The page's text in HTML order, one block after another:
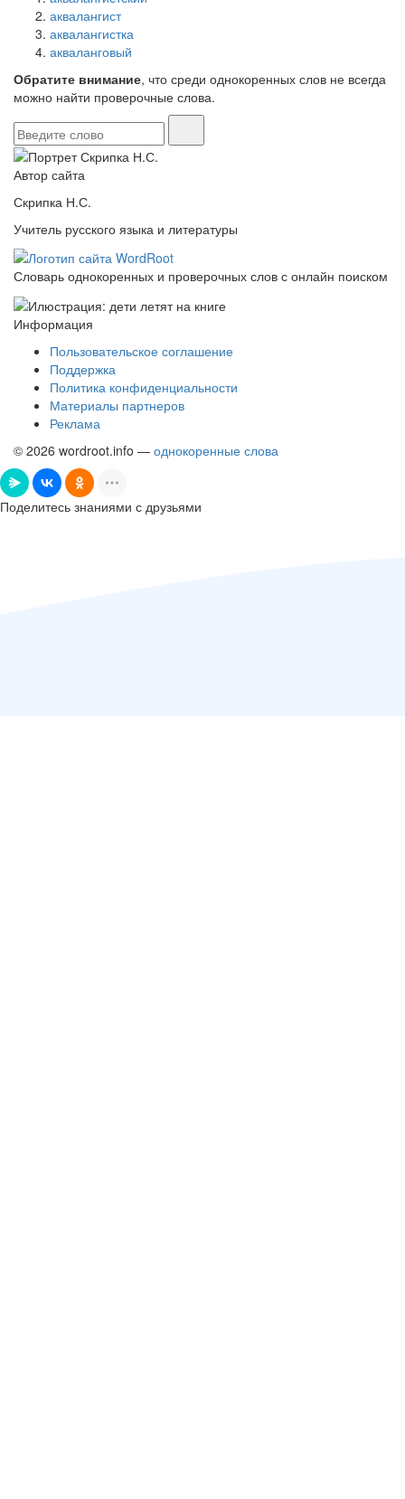
аквалангист
аквалангистка
акваланговый
Обратите внимание, что среди однокоренных слов не всегда
можно найти проверочные слова.
Автор сайта
Скрипка Н.С.
Учитель русского языка и литературы
Словарь однокоренных и проверочных слов с онлайн поиском
Информация
Пользовательское соглашение
Поддержка
Политика конфиденциальности
Материалы партнеров
Реклама
© 2026 wordroot.info — однокоренные слова
Поделитесь знаниями с друзьями